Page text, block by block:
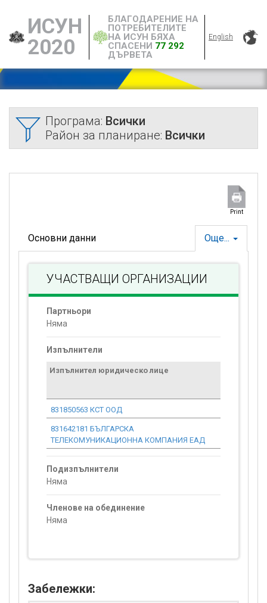
ИСУН
2020
БЛАГОДАРЕНИЕ НА
ПОТРЕБИТЕЛИТЕ
НА ИСУН БЯХА
СПАСЕНИ 77 292
ДЪРВЕТА
English
Програма: Всички
Район за планиране: Всички
Print
Още...
Основни данни
УЧАСТВАЩИ ОРГАНИЗАЦИИ
Партньори
Няма
Изпълнители
Изпълнител юридическо лице
831850563 КСТ ООД
831642181 БЪЛГАРСКА
ТЕЛЕКОМУНИКАЦИОННА КОМПАНИЯ ЕАД
Подизпълнители
Няма
Членове на обединение
Няма
Забележки: